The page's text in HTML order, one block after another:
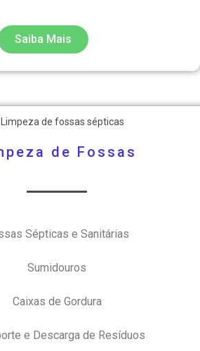
Saiba Mais
de Fossas
Sépticas e Sanitárias
Sumidouros
Caixas de Gordura
e Descarga de Resíduos